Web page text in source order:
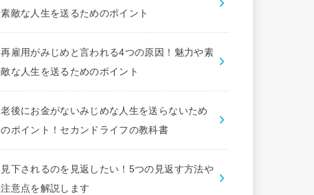
素敵な人生を送るためのポイント
再雇用がみじめと言われる4つの原因！魅力や素
敵な人生を送るためのポイント
老後にお金がないみじめな人生を送らないため
のポイント！セカンドライフの教科書
見下されるのを見返したい！5つの見返す方法や
注意点を解説します